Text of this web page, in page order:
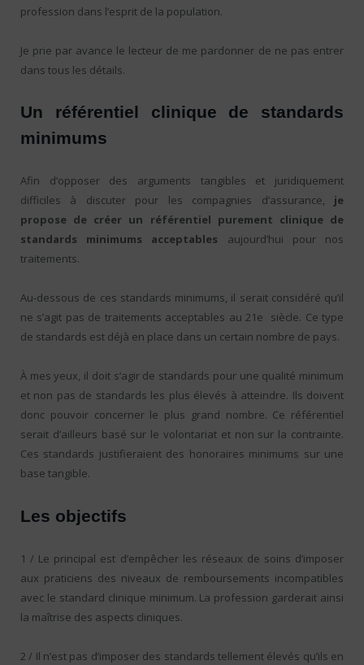
profession dans l’esprit de la population.
Je prie par avance le lecteur de me pardonner de ne pas entrer
dans tous les détails.
Un référentiel clinique de standards
minimums
Afin d’opposer des arguments tangibles et juridiquement
difficiles à discuter pour les compagnies d’assurance, je
propose de créer un référentiel purement clinique de
standards minimums acceptables aujourd’hui pour nos
traitements.
Au-dessous de ces standards minimums, il serait considéré qu’il
ne s’agit pas de traitements acceptables au 21e siècle. Ce type
de standards est déjà en place dans un certain nombre de pays.
À mes yeux, il doit s’agir de standards pour une qualité minimum
et non pas de standards les plus élevés à atteindre. Ils doivent
donc pouvoir concerner le plus grand nombre. Ce référentiel
serait d’ailleurs basé sur le volontariat et non sur la contrainte.
Ces standards justifieraient des honoraires minimums sur une
base tangible.
Les objectifs
1 / Le principal est d’empêcher les réseaux de soins d’imposer
aux praticiens des niveaux de remboursements incompatibles
avec le standard clinique minimum. La profession garderait ainsi
la maîtrise des aspects cliniques.
2 / Il n’est pas d’imposer des standards tellement élevés qu’ils en